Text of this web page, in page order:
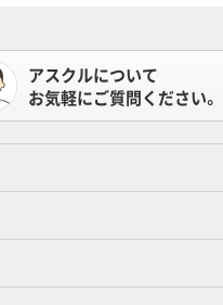
アスクルについて
お気軽にご質問ください。